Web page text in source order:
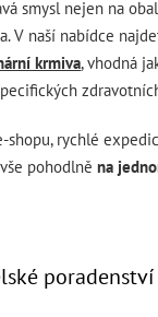
smysl nejen na
V naší nabídce
krmiva, vhodná
rychlé
pohodlněna